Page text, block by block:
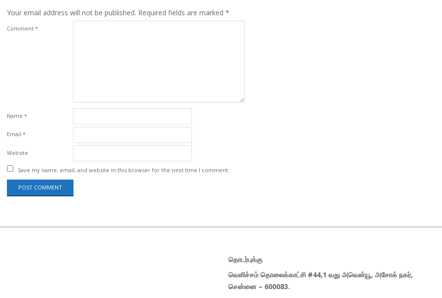
Your email address will not be published. Required fields are marked *
Comment *
Name *
Email *
Website
Save my name, email, and website in this browser for the next time I comment.
தொடர்புக்கு
வெளிச்சம் தொலைக்காட்சி #44,1 வது அவென்யூ, அசோக் நகர்,
சென்னை – 600083.